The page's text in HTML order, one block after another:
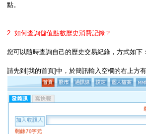
點。
2..如何查詢儲值點數歷史消費記錄？
您可以隨時查詢自己的歷史交易紀錄，方式如下：
請先到[我的首頁]中，於簡訊輸入空欄的右上方有